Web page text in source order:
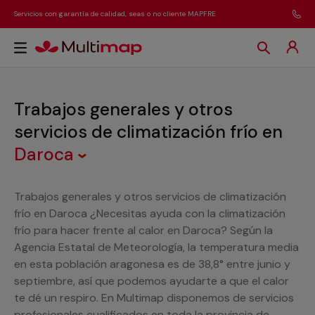
Servicios con garantía de calidad, seas o no cliente MAPFRE
Trabajos generales y otros
servicios de climatización frío en
Daroca
Trabajos generales y otros servicios de climatización
frío en Daroca ¿Necesitas ayuda con la climatización
frío para hacer frente al calor en Daroca? Según la
Agencia Estatal de Meteorología, la temperatura media
en esta población aragonesa es de 38,8° entre junio y
septiembre, así que podemos ayudarte a que el calor
te dé un respiro. En Multimap disponemos de servicios